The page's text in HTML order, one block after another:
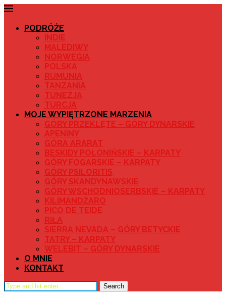
PODRÓŻE
INDIE
MALEDIWY
NORWEGIA
POLSKA
RUMUNIA
TANZANIA
TUNEZJA
TURCJA
MOJE WYPIĘTRZONE MARZENIA
GÓRY PRZEKLĘTE – GÓRY DYNARSKIE
APENINY
GÓRA ARARAT
BESKIDY POŁONIŃSKIE – KARPATY
GÓRY FOGARSKIE – KARPATY
GÓRY PSILORITIS
GÓRY SKANDYNAWSKIE
GÓRY WSCHODNIOSERBSKIE – KARPATY
KILIMANDŻARO
PICO DE TEIDE
RIŁA
SIERRA NEVADA – GÓRY BETYCKIE
TATRY – KARPATY
WELEBIT – GÓRY DYNARSKIE
O MNIE
KONTAKT
Search